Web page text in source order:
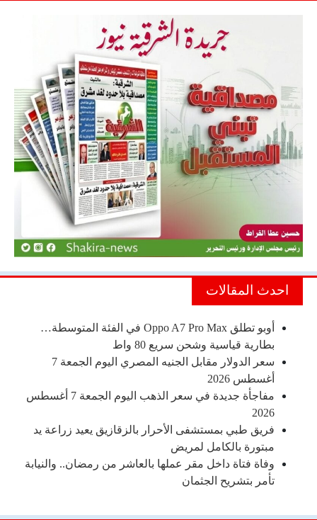
احدث المقالات
أوبو تطلق Oppo A7 Pro Max في الفئة المتوسطة…
بطارية قياسية وشحن سريع 80 واط
سعر الدولار مقابل الجنيه المصري اليوم الجمعة 7
أغسطس 2026
مفاجأة جديدة في سعر الذهب اليوم الجمعة 7 أغسطس
2026
فريق طبي بمستشفى الأحرار بالزقازيق يعيد زراعة يد
مبتورة بالكامل لمريض
وفاة فتاة داخل مقر عملها بالعاشر من رمضان.. والنيابة
تأمر بتشريح الجثمان